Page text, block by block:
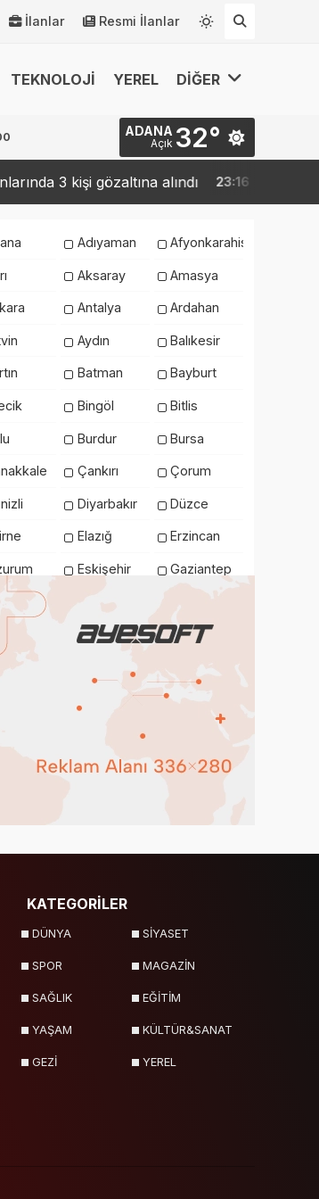
İlanlar Resmi İlanlar
TEKNOLOJİ YEREL DİĞER
ADANA
Açık 32°
3 kişi gözaltına alındı 23:16 9 ilde
Adıyaman Afyonkarahisar
Aksaray Amasya
Antalya Ardahan
Aydın Balıkesir
Batman Bayburt
Bingöl Bitlis
Burdur Bursa
Çankırı Çorum
Diyarbakır Düzce
Elazığ Erzincan
Eskişehir Gaziantep
Gümüşhane
Iğdır Isparta
Kahramanmaraş
Karaman
Kırklareli Kırşehir
Mardin
Niğde
Sakarya
Siirt
Sivas
Trabzon
Van
KATEGORİLER
DÜNYA SİYASET
SPOR MAGAZİN
SAĞLIK EĞİTİM
YAŞAM KÜLTÜR&SANAT
GEZİ YEREL